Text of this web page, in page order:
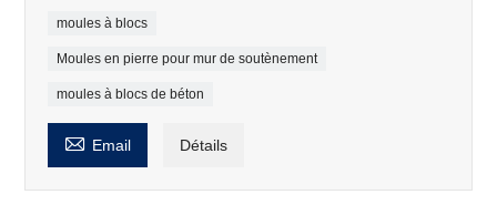
moules à blocs
Moules en pierre pour mur de soutènement
moules à blocs de béton
 Email Détails